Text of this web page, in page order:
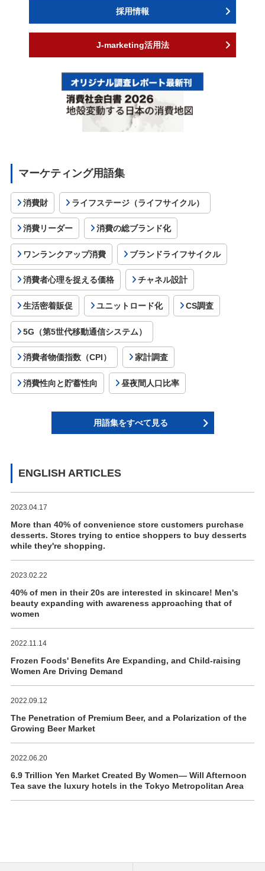
採用情報
J-marketing活用法
マーケティング用語集
消費財 ライフステージ（ライフサイクル）
消費リーダー 消費の総ブランド化
ワンランクアップ消費 ブランドライフサイクル
消費者心理を捉える価格 チャネル設計
生活密着販促 ユニットロード化 CS調査
5G（第5世代移動通信システム）
消費者物価指数（CPI） 家計調査
消費性向と貯蓄性向 昼夜間人口比率
用語集をすべて見る
ENGLISH ARTICLES
2023.04.17
More than 40% of convenience store customers purchase
desserts. Stores trying to entice shoppers to buy desserts
while they're shopping.
2023.02.22
40% of men in their 20s are interested in skincare! Men's
beauty expanding with awareness approaching that of
women
2022.11.14
Frozen Foods' Benefits Are Expanding, and Child-raising
Women Are Driving Demand
2022.09.12
The Penetration of Premium Beer, and a Polarization of the
Growing Beer Market
2022.06.20
6.9 Trillion Yen Market Created By Women― Will Afternoon
Tea save the luxury hotels in the Tokyo Metropolitan Area